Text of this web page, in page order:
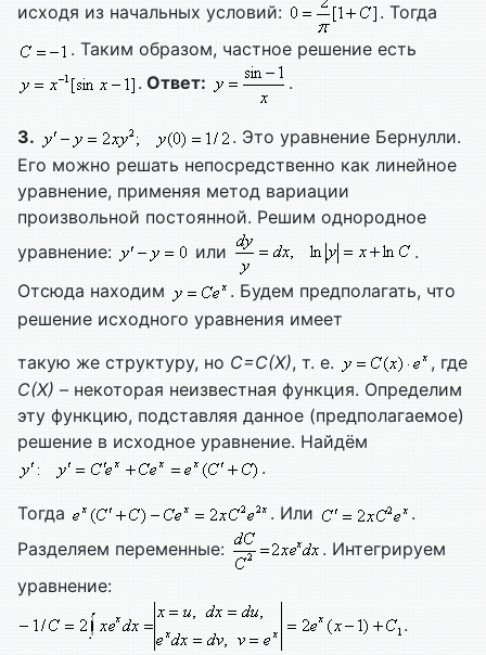
исходя из начальных условий:
. Тогда
. Таким образом, частное решение есть
. Ответ: .
3.
. Это уравнение Бернулли.
Его можно решать непосредственно как линейное
уравнение, применяя метод вариации
произвольной постоянной. Решим однородное
уравнение:
или
.
Отсюда находим
. Будем предполагать, что
решение исходного уравнения имеет
такую же структуру, но C=C(X), т. е.
, где
C(X) – некоторая неизвестная функция. Определим
эту функцию, подставляя данное (предполагаемое)
решение в исходное уравнение. Найдём
.
Тогда . Или
.
Разделяем переменные:
. Интегрируем
уравнение:
.